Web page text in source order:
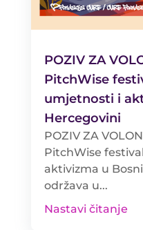
POZIV ZA
PitchWise
umjetnosti i
Hercegovini
POZIV ZA
PitchWise
aktivizma u
održava u...
Nastavi čitanje